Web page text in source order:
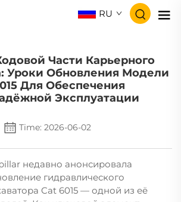
RU
Части Карьерного
Уроки Обновления Модели
Для Обеспечения
Эксплуатации
Time: 2026-06-02
недавно анонсировала
гидравлического
Cat 6015 — одной из её